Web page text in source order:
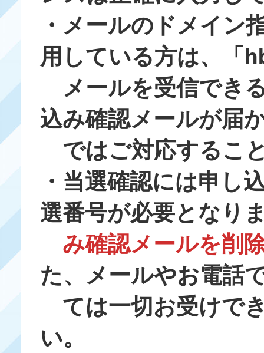
・メールのドメイン
用している方は、
メールを受信でき
込み確認メールが届
ではご対応するこ
・当選確認には申し
選番号が必要となり
み確認メールを削
た、メールやお電話
ては一切お受けで
い。